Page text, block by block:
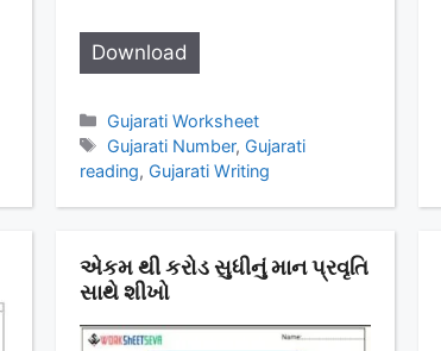
Download
Categories
Gujarati Worksheet
Tags
Gujarati Number, Gujarati
reading, Gujarati Writing
એકમ થી કરોડ સુધીનું માન પ્રવૃતિ
સાથે શીખો